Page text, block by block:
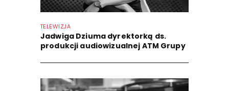
TELEWIZJA
Jadwiga Dziuma dyrektorką ds.
produkcji audiowizualnej ATM Grupy